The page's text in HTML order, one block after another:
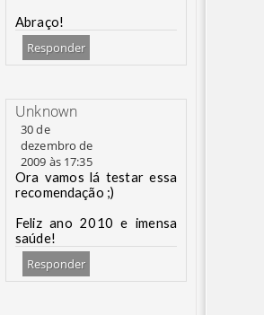
Abraço!
Responder
Unknown
30 de
dezembro de
2009 às 17:35
Ora vamos lá testar essa
recomendação ;)
Feliz ano 2010 e imensa
saúde!
Responder